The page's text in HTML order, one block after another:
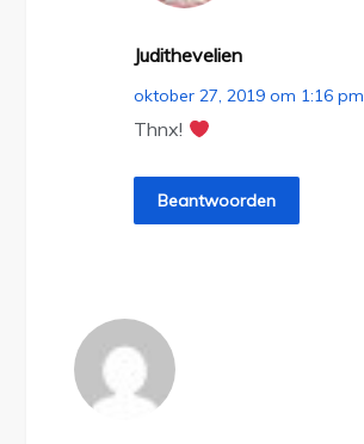
Judithevelien
oktober 27, 2019 om 1:16 pm
Thnx!
Beantwoorden